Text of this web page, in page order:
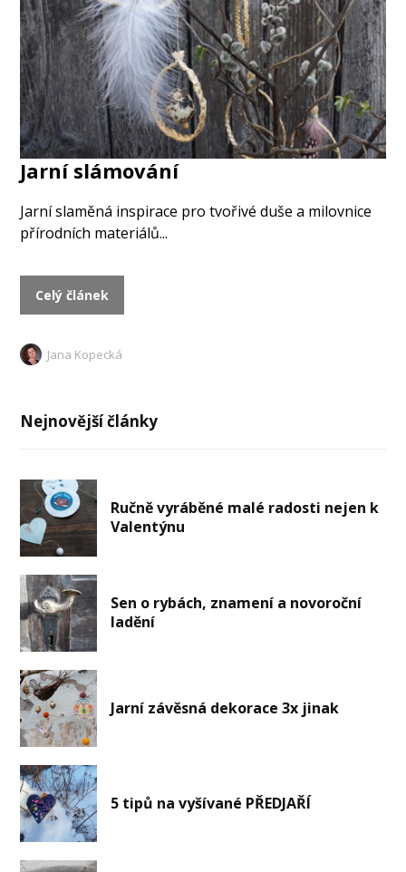
Jarní slámování
Jarní slaměná inspirace pro tvořivé duše a milovnice
přírodních materiálů...
Celý článek
Jana Kopecká
Nejnovější články
Ručně vyráběné malé radosti nejen k
Valentýnu
Sen o rybách, znamení a novoroční
ladění
Jarní závěsná dekorace 3x jinak
5 tipů na vyšívané PŘEDJAŘÍ